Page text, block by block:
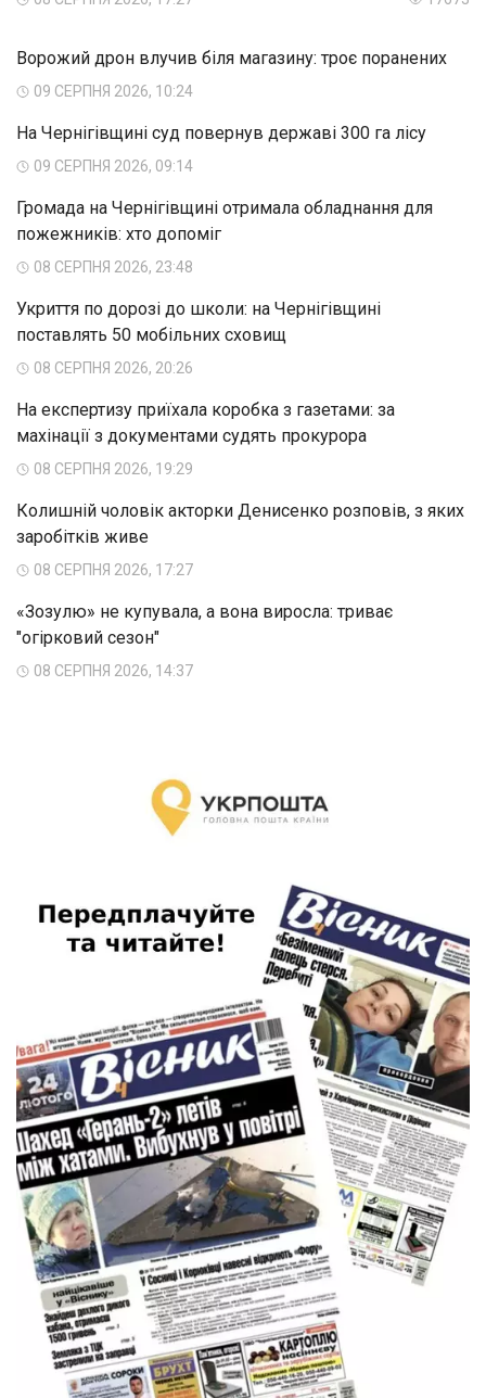
Ворожий дрон влучив біля магазину: троє поранених
09 СЕРПНЯ 2026, 10:24
На Чернігівщині суд повернув державі 300 га лісу
09 СЕРПНЯ 2026, 09:14
Громада на Чернігівщині отримала обладнання для
пожежників: хто допоміг
08 СЕРПНЯ 2026, 23:48
Укриття по дорозі до школи: на Чернігівщині
поставлять 50 мобільних сховищ
08 СЕРПНЯ 2026, 20:26
На експертизу приїхала коробка з газетами: за
махінації з документами судять прокурора
08 СЕРПНЯ 2026, 19:29
Колишній чоловік акторки Денисенко розповів, з яких
заробітків живе
08 СЕРПНЯ 2026, 17:27
«Зозулю» не купувала, а вона виросла: триває
"огірковий сезон"
08 СЕРПНЯ 2026, 14:37